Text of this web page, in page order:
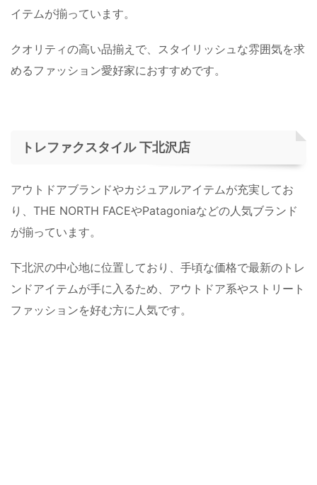
イテムが揃っています。
クオリティの高い品揃えで、スタイリッシュな雰囲気を求
めるファッション愛好家におすすめです。
トレファクスタイル 下北沢店
アウトドアブランドやカジュアルアイテムが充実してお
り、THE NORTH FACEやPatagoniaなどの人気ブランド
が揃っています。
下北沢の中心地に位置しており、手頃な価格で最新のトレ
ンドアイテムが手に入るため、アウトドア系やストリート
ファッションを好む方に人気です。